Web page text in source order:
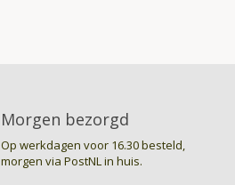
Morgen bezorgd
Op werkdagen voor 16.30 besteld,
morgen via PostNL in huis.